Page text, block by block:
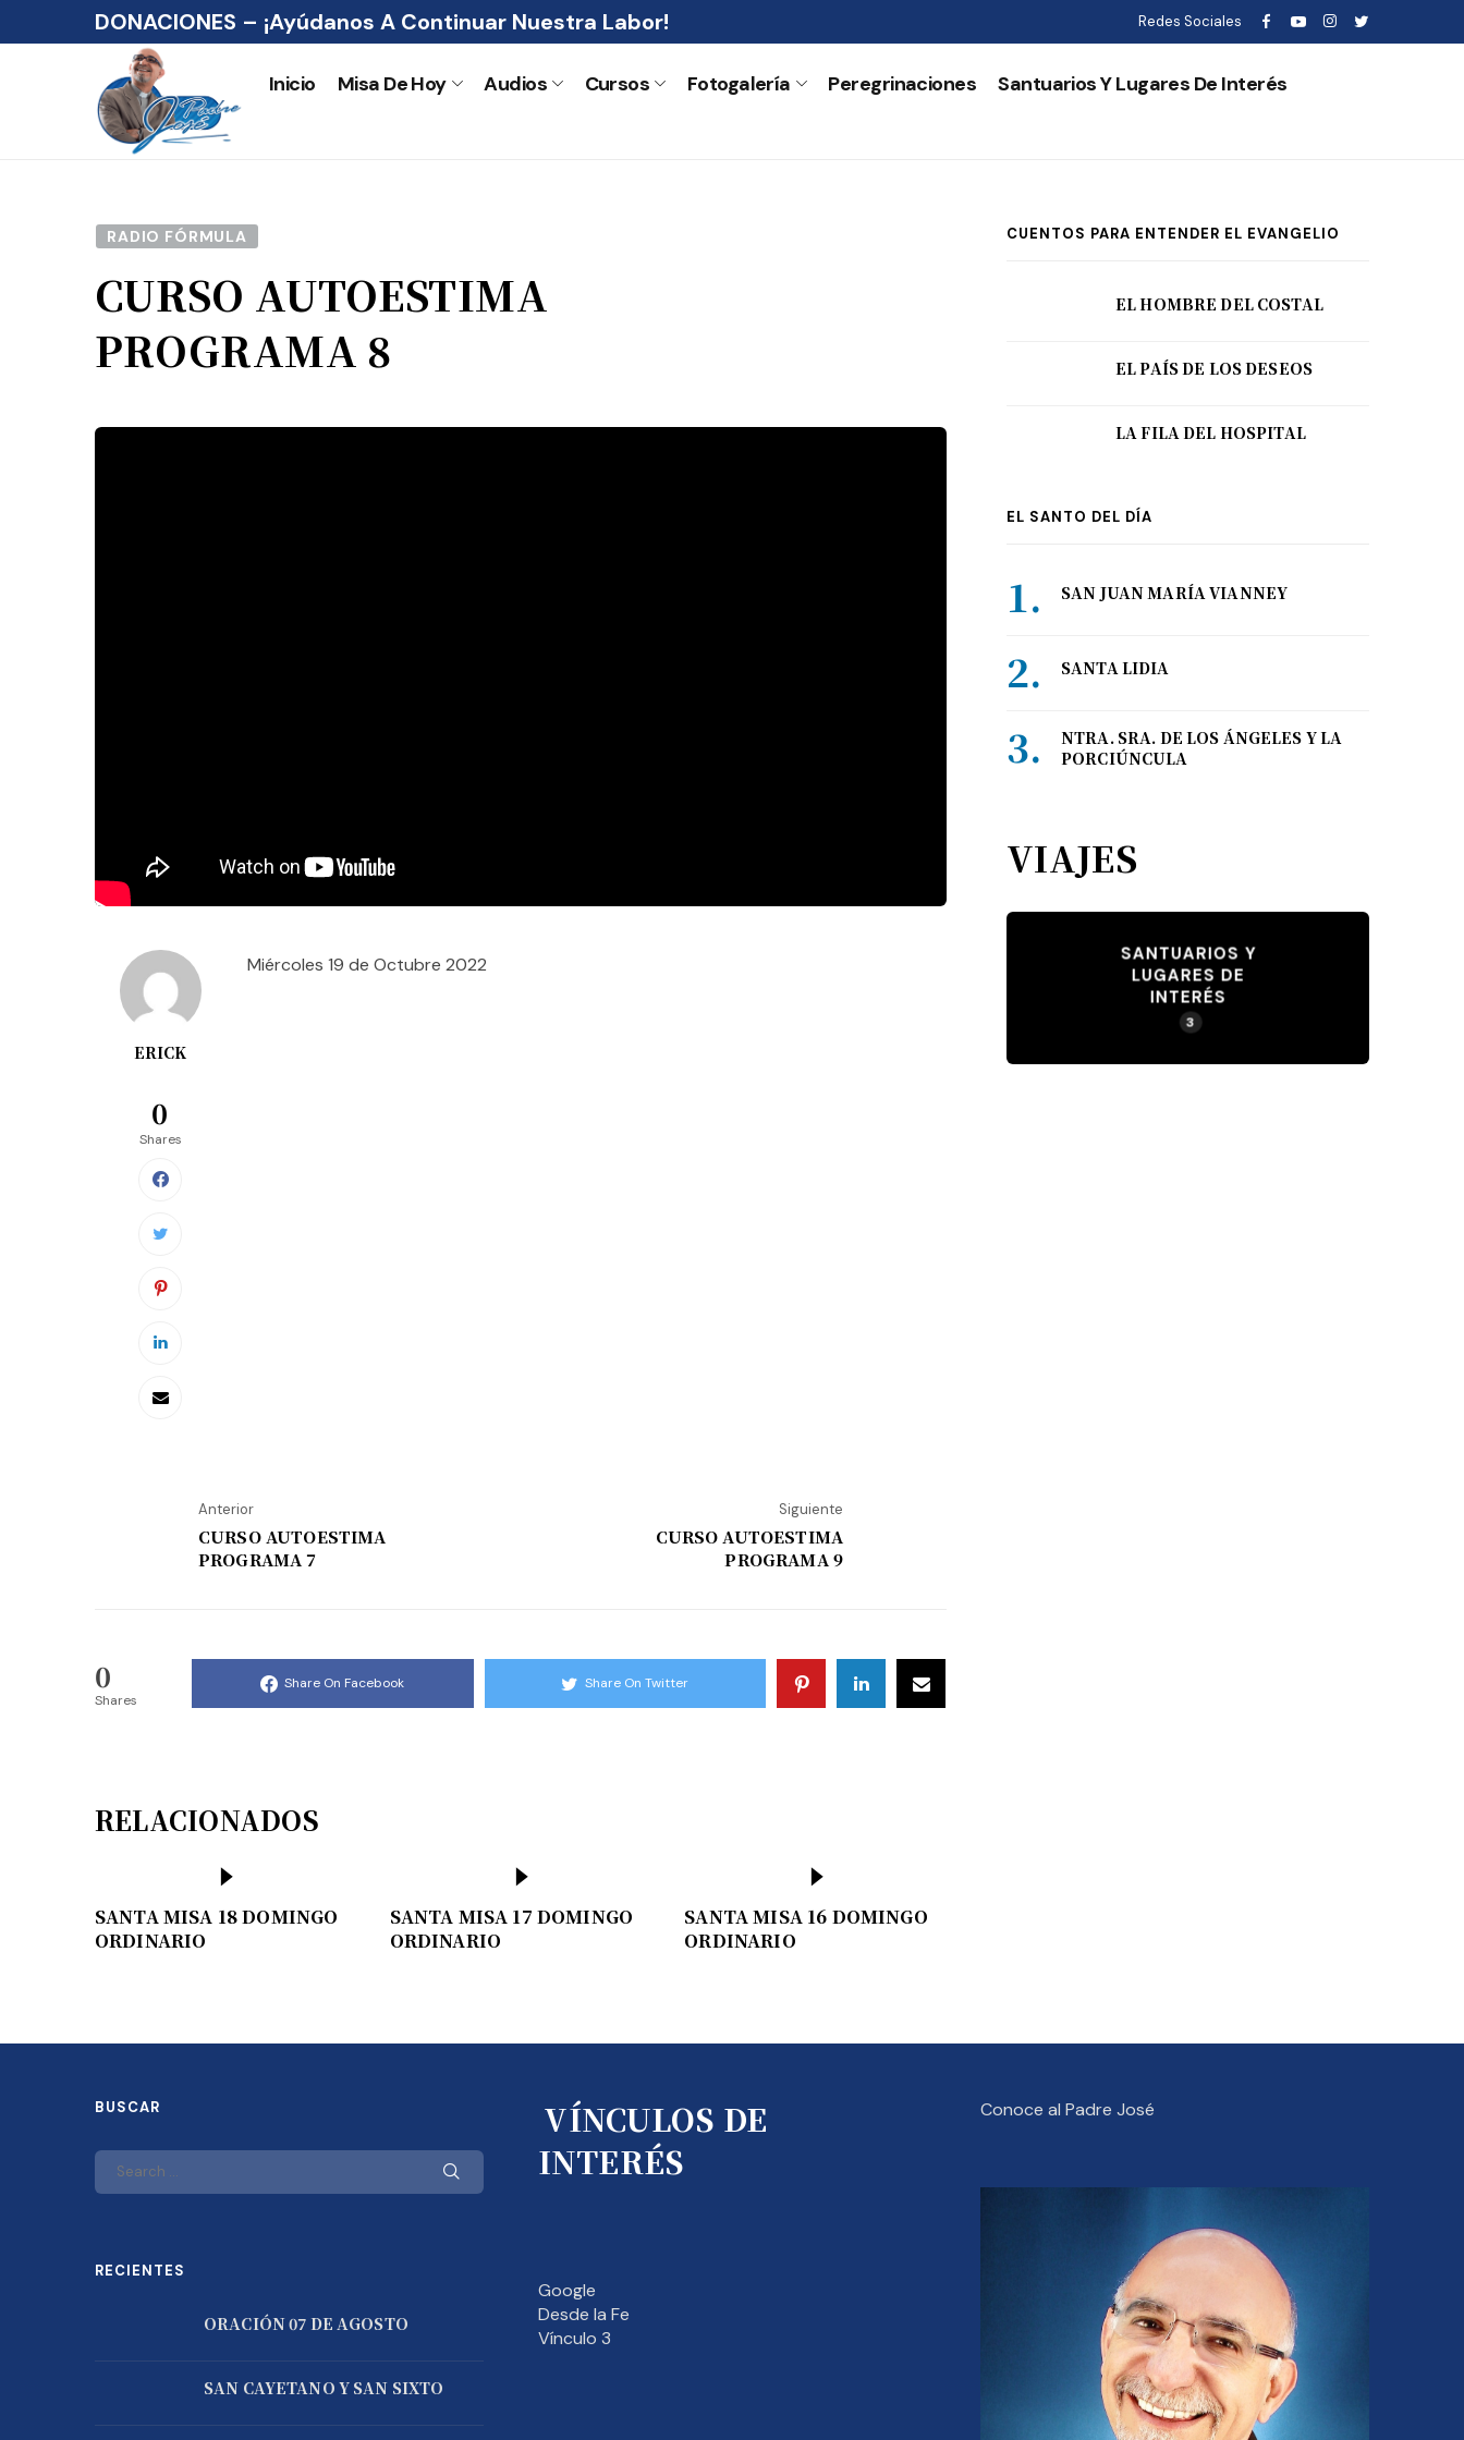
DONACIONES – ¡Ayúdanos A Continuar Nuestra Labor! Redes Sociales
Inicio Misa De Hoy Audios Cursos Fotogalería Peregrinaciones Santuarios Y Lugares De Interés
RADIO FÓRMULA
CURSO AUTOESTIMA
PROGRAMA 8
ERICK
0
Shares
Miércoles 19 de Octubre 2022
Anterior
CURSO AUTOESTIMA
PROGRAMA 7
Siguiente
CURSO AUTOESTIMA
PROGRAMA 9
0
Shares
Share On Facebook Share On Twitter
RELACIONADOS
SANTA MISA 18 DOMINGO
ORDINARIO
SANTA MISA 17 DOMINGO
ORDINARIO
SANTA MISA 16 DOMINGO
ORDINARIO
CUENTOS PARA ENTENDER EL EVANGELIO
EL HOMBRE DEL COSTAL
EL PAÍS DE LOS DESEOS
LA FILA DEL HOSPITAL
EL SANTO DEL DÍA
SAN JUAN MARÍA VIANNEY
SANTA LIDIA
NTRA. SRA. DE LOS ÁNGELES Y LA
PORCIÚNCULA
VIAJES
SANTUARIOS Y
LUGARES DE
INTERÉS
3
BUSCAR
RECIENTES
ORACIÓN 07 DE AGOSTO
SAN CAYETANO Y SAN SIXTO
VÍNCULOS DE
INTERÉS
Google
Desde la Fe
Vínculo 3
Conoce al Padre José